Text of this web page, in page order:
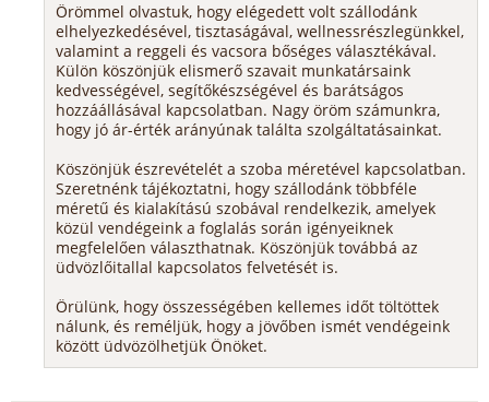
Örömmel olvastuk, hogy elégedett volt szállodánk
elhelyezkedésével, tisztaságával, wellnessrészlegünkkel,
valamint a reggeli és vacsora bőséges választékával.
Külön köszönjük elismerő szavait munkatársaink
kedvességével, segítőkészségével és barátságos
hozzáállásával kapcsolatban. Nagy öröm számunkra,
hogy jó ár-érték arányúnak találta szolgáltatásainkat.
Köszönjük észrevételét a szoba méretével kapcsolatban.
Szeretnénk tájékoztatni, hogy szállodánk többféle
méretű és kialakítású szobával rendelkezik, amelyek
közül vendégeink a foglalás során igényeiknek
megfelelően választhatnak. Köszönjük továbbá az
üdvözlőitallal kapcsolatos felvetését is.
Örülünk, hogy összességében kellemes időt töltöttek
nálunk, és reméljük, hogy a jövőben ismét vendégeink
között üdvözölhetjük Önöket.